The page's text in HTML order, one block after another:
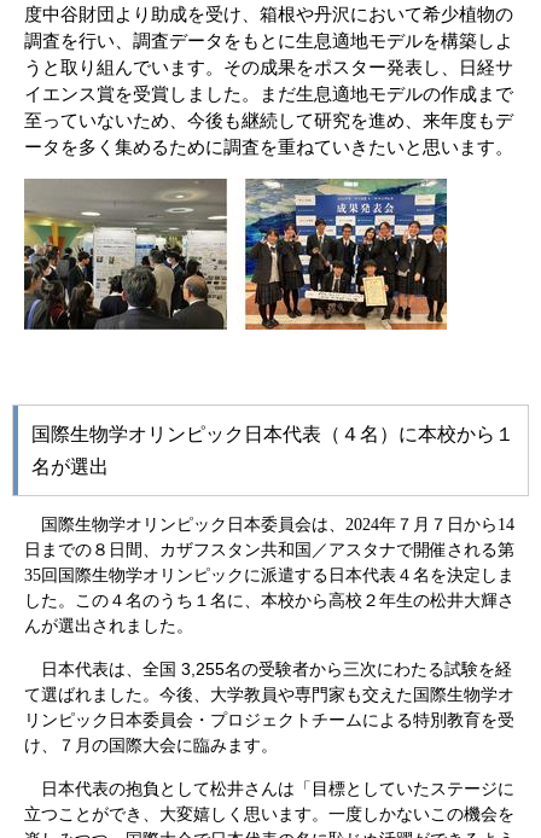
度中谷財団より助成を受け、箱根や丹沢において希少植物の
調査を行い、調査データをもとに生息適地モデルを構築しよ
うと取り組んでいます。その成果をポスター発表し、日経サ
イエンス賞を受賞しました。まだ生息適地モデルの作成まで
至っていないため、今後も継続して研究を進め、来年度もデ
ータを多く集めるために調査を重ねていきたいと思います。
国際生物学オリンピック日本代表（４名）に本校から１
名が選出
国際生物学オリンピック日本委員会は、2024年７月７日から14
日までの８日間、カザフスタン共和国／アスタナで開催される第
35回国際生物学オリンピックに派遣する日本代表４名を決定しま
した。この４名のうち１名に、本校から高校２年生の松井大輝さ
んが選出されました。
日本代表は、全国 3,255名の受験者から三次にわたる試験を経
て選ばれました。今後、大学教員や専門家も交えた国際生物学オ
リンピック日本委員会・プロジェクトチームによる特別教育を受
け、７月の国際大会に臨みます。
日本代表の抱負として松井さんは「目標としていたステージに
立つことができ、大変嬉しく思います。一度しかないこの機会を